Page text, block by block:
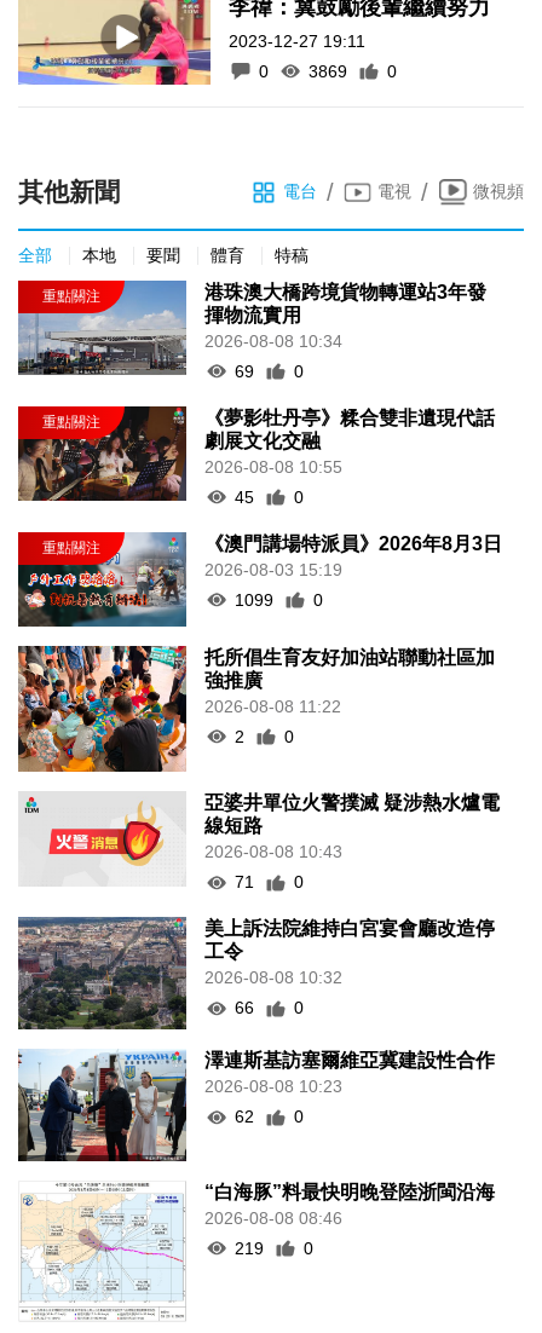
李禕：冀鼓勵後輩繼續努力
2023-12-27 19:11
0
3869 0
其他新聞 電台 / 電視 / 微視頻
全部 本地 要聞 體育 特稿
港珠澳大橋跨境貨物轉運站3年發
揮物流實用
2026-08-08 10:34
69
0
《夢影牡丹亭》糅合雙非遺現代話
劇展文化交融
2026-08-08 10:55
45
0
《澳門講場特派員》2026年8月3日
2026-08-03 15:19
1099
0
托所倡生育友好加油站聯動社區加
強推廣
2026-08-08 11:22
2
0
亞婆井單位火警撲滅 疑涉熱水爐電
線短路
2026-08-08 10:43
71
0
美上訴法院維持白宮宴會廳改造停
工令
2026-08-08 10:32
66
0
澤連斯基訪塞爾維亞冀建設性合作
2026-08-08 10:23
62
0
“白海豚”料最快明晚登陸浙閩沿海
2026-08-08 08:46
219
0